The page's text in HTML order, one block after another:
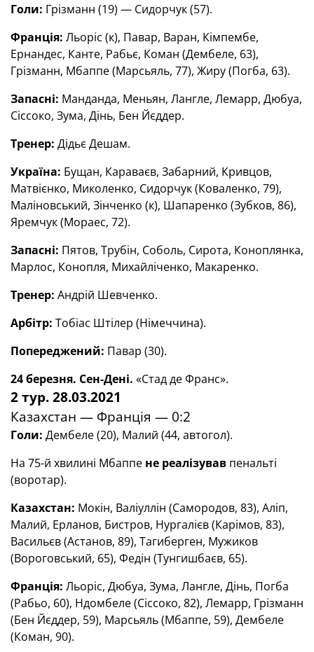
Голи: Грізманн (19) — Сидорчук (57).
Франція: Льоріс (к), Павар, Варан, Кімпембе,
Ернандес, Канте, Рабьє, Коман (Дембеле, 63),
Грізманн, Мбаппе (Марсьяль, 77), Жиру (Погба, 63).
Запасні: Манданда, Меньян, Лангле, Лемарр, Дюбуа,
Сіссоко, Зума, Дінь, Бен Йєддер.
Тренер: Дідьє Дешам.
Україна: Бущан, Караваєв, Забарний, Кривцов,
Матвієнко, Миколенко, Сидорчук (Коваленко, 79),
Маліновський, Зінченко (к), Шапаренко (Зубков, 86),
Яремчук (Мораес, 72).
Запасні: Пятов, Трубін, Соболь, Сирота, Коноплянка,
Марлос, Конопля, Михайліченко, Макаренко.
Тренер: Андрій Шевченко.
Арбітр: Тобіас Штілер (Німеччина).
Попереджений: Павар (30).
24 березня. Сен-Дені. «Стад де Франс».
2 тур. 28.03.2021
Казахстан — Франція — 0:2
Голи: Дембеле (20), Малий (44, автогол).
На 75-й хвилині Мбаппе не реалізував пенальті
(воротар).
Казахстан: Мокін, Валіуллін (Самородов, 83), Аліп,
Малий, Ерланов, Бистров, Нургалієв (Карімов, 83),
Васильєв (Астанов, 89), Тагиберген, Мужиков
(Вороговський, 65), Федін (Тунгишбаєв, 65).
Франція: Льоріс, Дюбуа, Зума, Лангле, Дінь, Погба
(Рабьо, 60), Ндомбеле (Сіссоко, 82), Лемарр, Грізманн
(Бен Йєддер, 59), Марсьяль (Мбаппе, 59), Дембеле
(Коман, 90).